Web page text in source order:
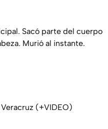
Sacó parte del cuerpo
Murió al instante.
Veracruz (+VIDEO)